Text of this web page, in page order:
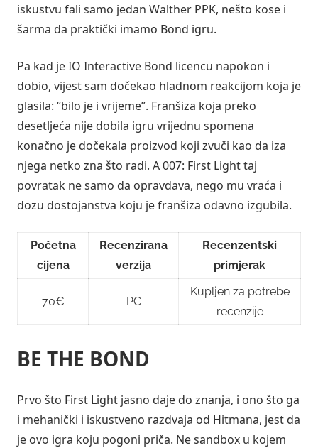
iskustvu fali samo jedan Walther PPK, nešto kose i
šarma da praktički imamo Bond igru.
Pa kad je IO Interactive Bond licencu napokon i
dobio, vijest sam dočekao hladnom reakcijom koja je
glasila: “bilo je i vrijeme”. Franšiza koja preko
desetljeća nije dobila igru vrijednu spomena
konačno je dočekala proizvod koji zvuči kao da iza
njega netko zna što radi. A 007: First Light taj
povratak ne samo da opravdava, nego mu vraća i
dozu dostojanstva koju je franšiza odavno izgubila.
Početna
cijena
Recenzirana
verzija
Recenzentski
primjerak
70€ PC
Kupljen za potrebe
recenzije
BE THE BOND
Prvo što First Light jasno daje do znanja, i ono što ga
i mehanički i iskustveno razdvaja od Hitmana, jest da
je ovo igra koju pogoni priča. Ne sandbox u kojem